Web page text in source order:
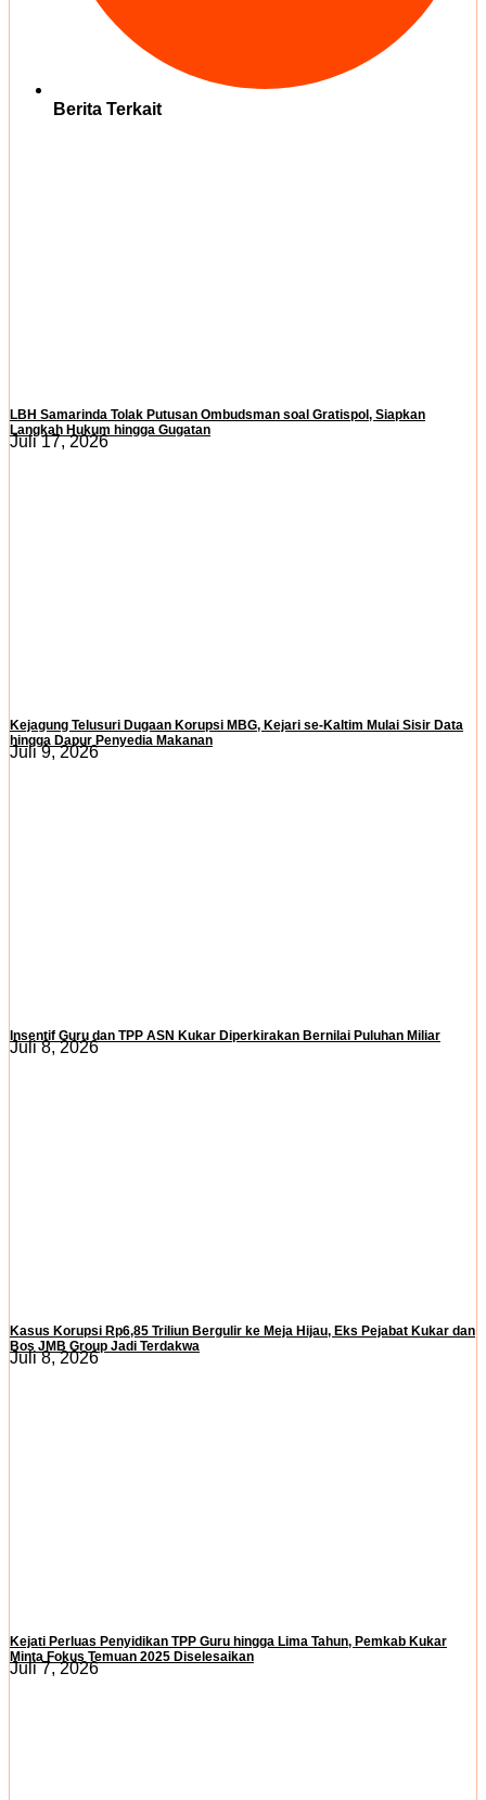
Berita Terkait
LBH Samarinda Tolak Putusan Ombudsman soal Gratispol, Siapkan
Langkah Hukum hingga Gugatan
Juli 17, 2026
Kejagung Telusuri Dugaan Korupsi MBG, Kejari se-Kaltim Mulai Sisir Data
hingga Dapur Penyedia Makanan
Juli 9, 2026
Insentif Guru dan TPP ASN Kukar Diperkirakan Bernilai Puluhan Miliar
Juli 8, 2026
Kasus Korupsi Rp6,85 Triliun Bergulir ke Meja Hijau, Eks Pejabat Kukar dan
Bos JMB Group Jadi Terdakwa
Juli 8, 2026
Kejati Perluas Penyidikan TPP Guru hingga Lima Tahun, Pemkab Kukar
Minta Fokus Temuan 2025 Diselesaikan
Juli 7, 2026